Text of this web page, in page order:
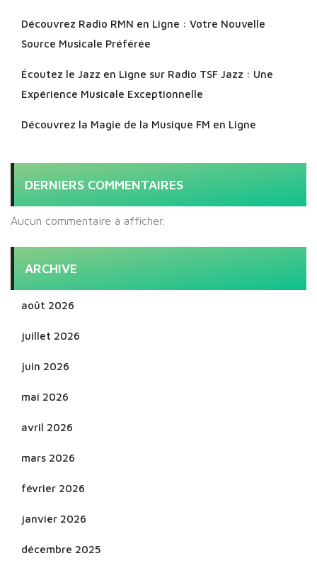
Découvrez Radio RMN en Ligne : Votre Nouvelle
Source Musicale Préférée
Écoutez le Jazz en Ligne sur Radio TSF Jazz : Une
Expérience Musicale Exceptionnelle
Découvrez la Magie de la Musique FM en Ligne
DERNIERS COMMENTAIRES
Aucun commentaire à afficher.
ARCHIVE
août 2026
juillet 2026
juin 2026
mai 2026
avril 2026
mars 2026
février 2026
janvier 2026
décembre 2025